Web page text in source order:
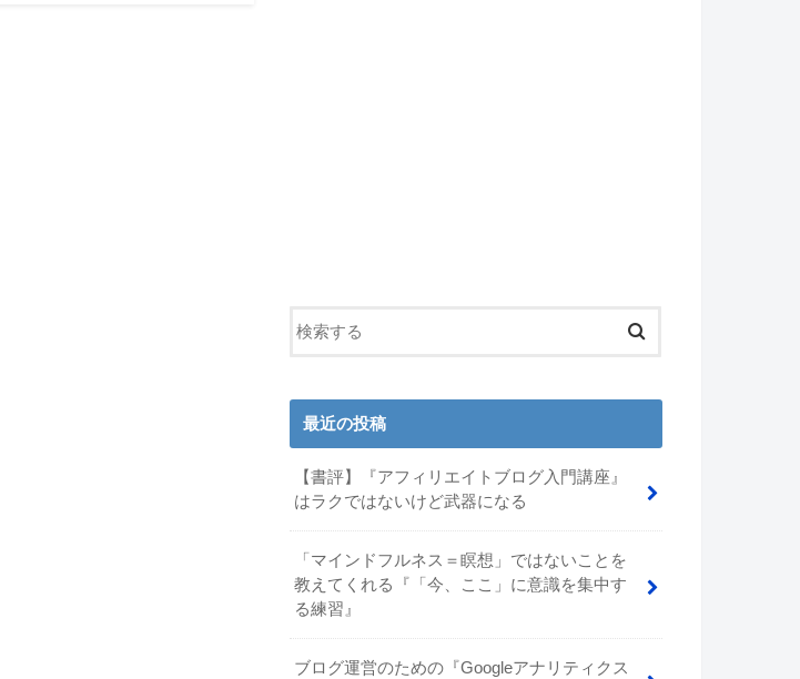
最近の投稿
【書評】『アフィリエイトブログ入門講座』
はラクではないけど武器になる
「マインドフルネス＝瞑想」ではないことを
教えてくれる『「今、ここ」に意識を集中す
る練習』
ブログ運営のための『Googleアナリティクス